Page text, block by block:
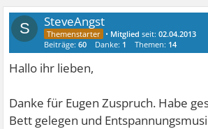
S SteveAngst
• Mitglied seit:02.04.2013
Beiträge:60 Danke: 1 Themen: 14
Hallo ihr lieben,
Danke für Eugen Zuspruch. Habe
Bett gelegen und